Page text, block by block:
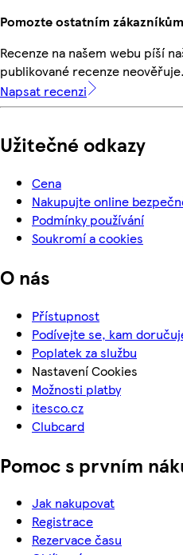
Pomozte ostatním zákazníkům
Recenze na našem webu píší
publikované recenze neověřuje.
Napsat recenzi
Užitečné odkazy
Cena
Nakupujte online
Podmínky používání
Soukromí a cookies
O nás
Přístupnost
Podívejte se, kam
Poplatek za službu
Nastavení Cookies
Možnosti platby
itesco.cz
Clubcard
Pomoc s prvním
Jak nakupovat
Registrace
Rezervace času